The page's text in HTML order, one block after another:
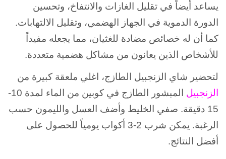
يساعد أيضاً في تقليل الغازات والانتفاخ، وتحسين
الدورة الدموية في الجهاز الهضمي، وتقليل الالتهابات.
كما أن له خصائص مضادة للغثيان، مما يجعله مفيداً
للأشخاص الذين يعانون من مشاكل هضمية متعددة.
لتحضير شاي الزنجبيل الطازج، اغلي ملعقة كبيرة من
الزنجبيل
المبشور الطازج في كوبين من الماء لمدة 10-
15 دقيقة. صفي الخليط وأضف العسل والليمون حسب
الرغبة. يمكن شرب 2-3 أكواب يومياً للحصول على
أفضل النتائج.